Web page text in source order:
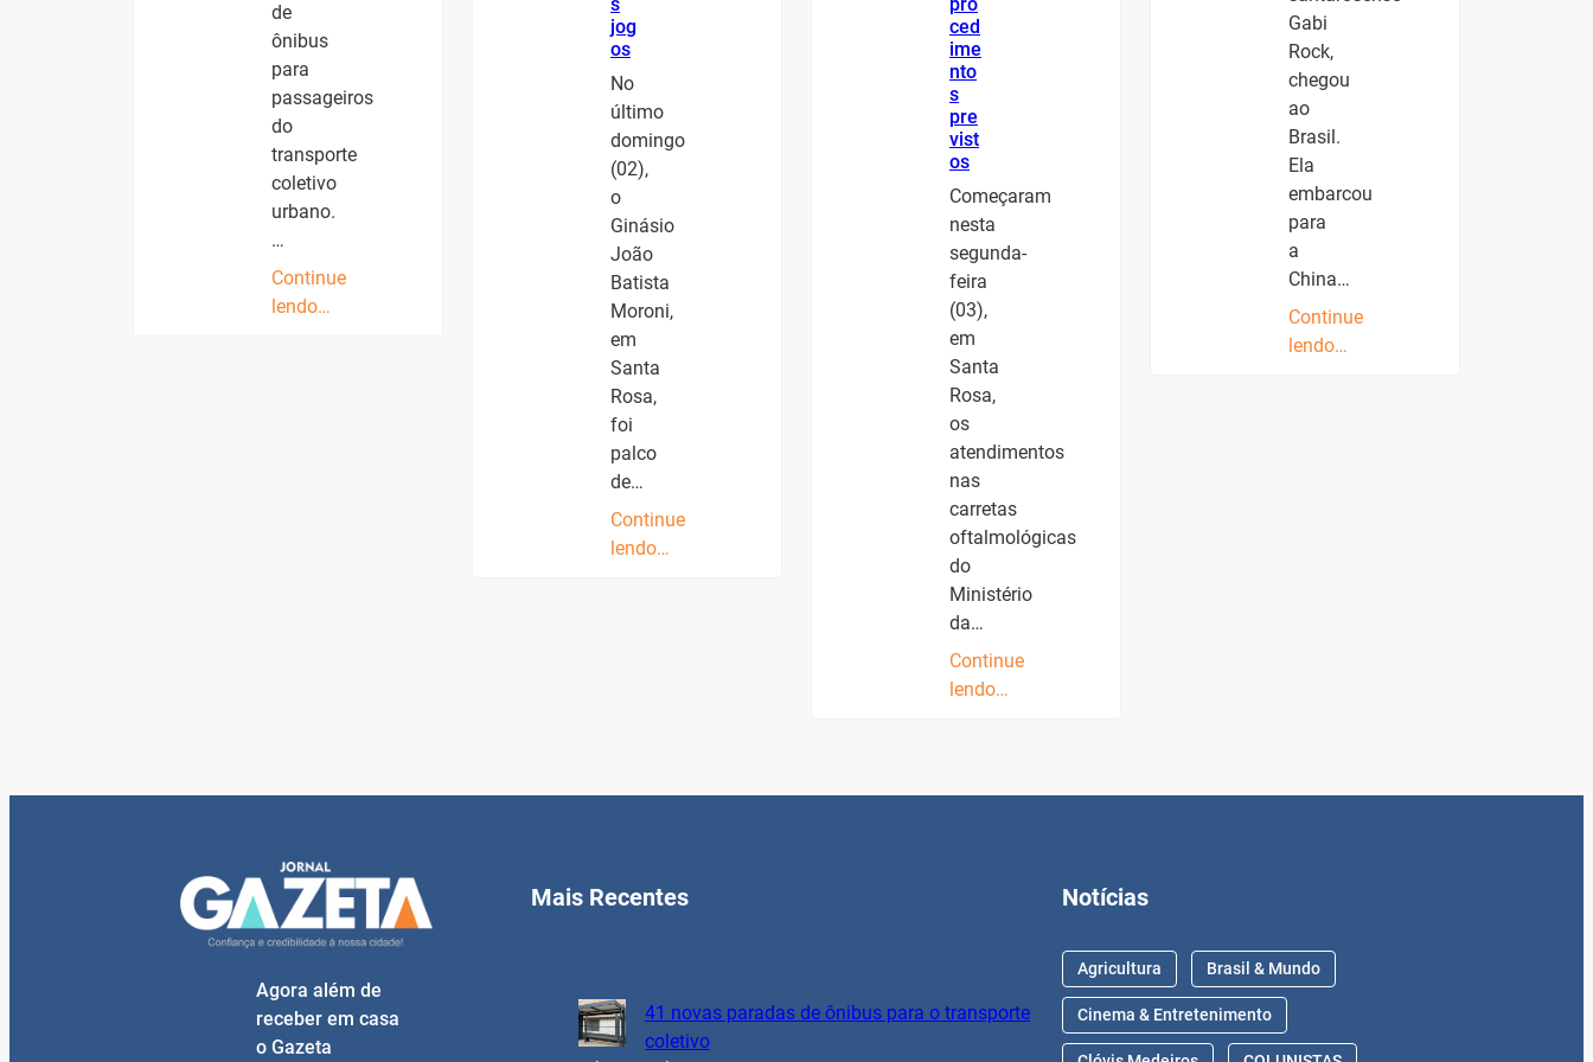
de
ônibus
para
passageiros
do
transporte
coletivo
urbano.
…
Continue
lendo…
s
jog
os
No
último
domingo
(02),
o
Ginásio
João
Batista
Moroni,
em
Santa
Rosa,
foi
palco
de…
Continue
lendo…
pro
ced
ime
nto
s
pre
vist
os
Começaram
nesta
segunda-
feira
(03),
em
Santa
Rosa,
os
atendimentos
nas
carretas
oftalmológicas
do
Ministério
da…
Continue
lendo…
Gabi
Rock,
chegou
ao
Brasil.
Ela
embarcou
para
a
China…
Continue
lendo…
Agora além de
receber em casa
o Gazeta
Mais Recentes
41 novas paradas de ônibus para o transporte
coletivo
Notícias
Agricultura Brasil & Mundo
Cinema & Entretenimento